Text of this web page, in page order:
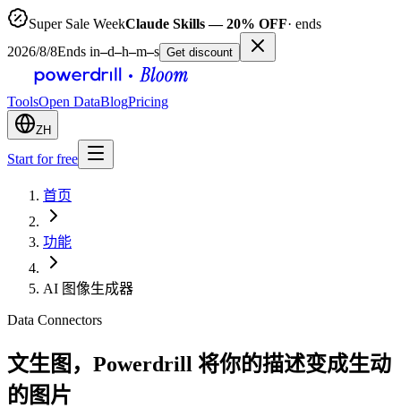
Super Sale WeekClaude Skills — 20% OFF· ends
2026/8/8Ends in–d–h–m–s Get discount
ToolsOpen DataBlogPricing
ZH
Start for free
首页
功能
AI 图像生成器
Data Connectors
文生图，Powerdrill 将你的描述变成生动
的图片